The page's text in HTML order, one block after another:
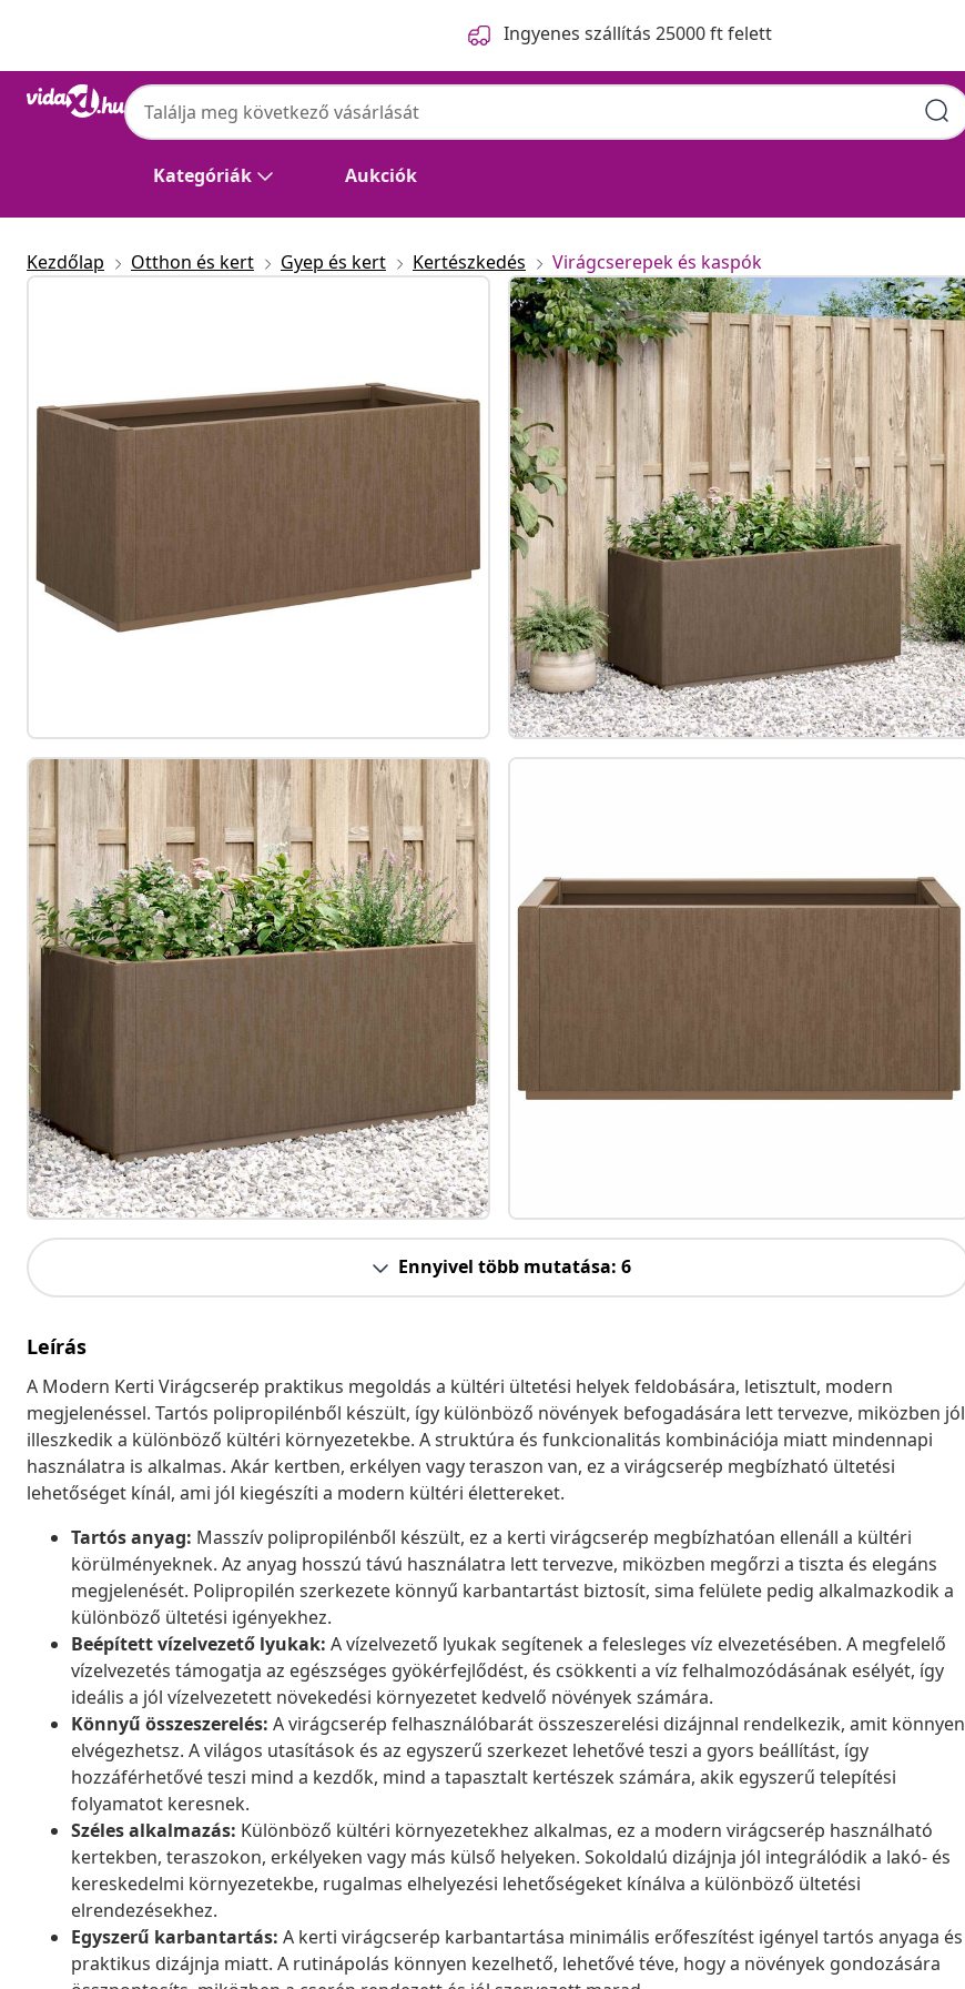
Ingyenes szállítás 25000 ft felett
Kategóriák Aukciók
Kezdőlap Otthon és kert Gyep és kert Kertészkedés Virágcserepek és kaspók
Ennyivel több mutatása: 6
Leírás
A Modern Kerti Virágcserép praktikus megoldás a kültéri ültetési helyek feldobására, letisztult, modern
megjelenéssel. Tartós polipropilénből készült, így különböző növények befogadására lett tervezve, miközben jól
illeszkedik a különböző kültéri környezetekbe. A struktúra és funkcionalitás kombinációja miatt mindennapi
használatra is alkalmas. Akár kertben, erkélyen vagy teraszon van, ez a virágcserép megbízható ültetési
lehetőséget kínál, ami jól kiegészíti a modern kültéri élettereket.
Tartós anyag: Masszív polipropilénből készült, ez a kerti virágcserép megbízhatóan ellenáll a kültéri
körülményeknek. Az anyag hosszú távú használatra lett tervezve, miközben megőrzi a tiszta és elegáns
megjelenését. Polipropilén szerkezete könnyű karbantartást biztosít, sima felülete pedig alkalmazkodik a
különböző ültetési igényekhez.
Beépített vízelvezető lyukak: A vízelvezető lyukak segítenek a felesleges víz elvezetésében. A megfelelő
vízelvezetés támogatja az egészséges gyökérfejlődést, és csökkenti a víz felhalmozódásának esélyét, így
ideális a jól vízelvezetett növekedési környezetet kedvelő növények számára.
Könnyű összeszerelés: A virágcserép felhasználóbarát összeszerelési dizájnnal rendelkezik, amit könnyen
elvégezhetsz. A világos utasítások és az egyszerű szerkezet lehetővé teszi a gyors beállítást, így
hozzáférhetővé teszi mind a kezdők, mind a tapasztalt kertészek számára, akik egyszerű telepítési
folyamatot keresnek.
Széles alkalmazás: Különböző kültéri környezetekhez alkalmas, ez a modern virágcserép használható
kertekben, teraszokon, erkélyeken vagy más külső helyeken. Sokoldalú dizájnja jól integrálódik a lakó- és
kereskedelmi környezetekbe, rugalmas elhelyezési lehetőségeket kínálva a különböző ültetési
elrendezésekhez.
Egyszerű karbantartás: A kerti virágcserép karbantartása minimális erőfeszítést igényel tartós anyaga és
praktikus dizájnja miatt. A rutinápolás könnyen kezelhető, lehetővé téve, hogy a növények gondozására